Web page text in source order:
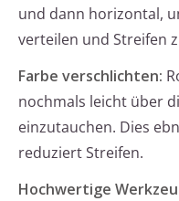
und dann horizontal,
verteilen und Streifen
Farbe verschlichten:
nochmals leicht über
einzutauchen. Dies
reduziert Streifen.
Hochwertige